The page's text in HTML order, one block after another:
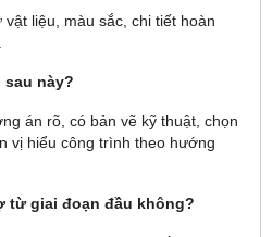
liệu, màu sắc, chi tiết hoàn
sau này?
án rõ, có bản vẽ kỹ thuật, chọn
vị hiểu công trình theo hướng
từ giai đoạn đầu không?